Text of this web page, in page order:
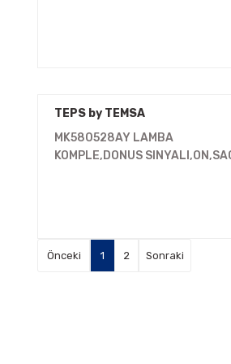
TEPS by TEMSA
MK580528AY LAMBA
KOMPLE,DONUS
1 2